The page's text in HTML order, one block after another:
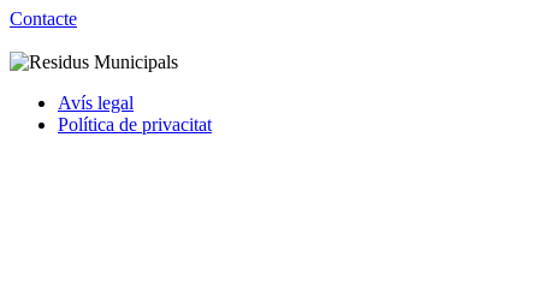
Contacte
Avís legal
Política de privacitat